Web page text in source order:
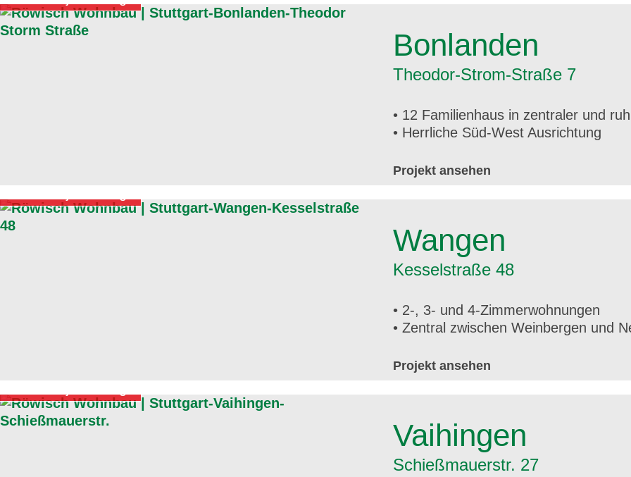
Bonlanden
Theodor-Strom-Straße 7
• 12 Familienhaus in zentraler und
• Herrliche Süd-West Ausrichtung
Projekt ansehen
Wangen
Kesselstraße 48
• 2-, 3- und 4-Zimmerwohnungen
• Zentral zwischen Weinbergen und
Projekt ansehen
Vaihingen
Schießmauerstr. 27